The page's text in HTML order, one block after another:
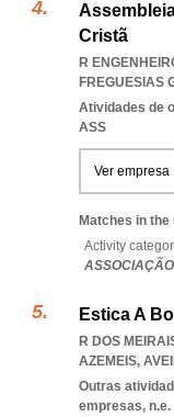
Cristã
R
FREGUESIAS
Atividades de
ASS
Ver empresa
Matches in
Activity
Estica A
R DOS
AZEMEIS,
Outras
empresas, n.e.